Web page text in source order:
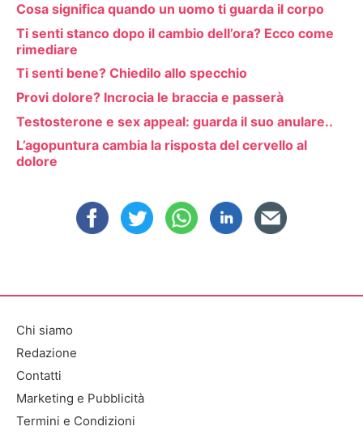
Cosa significa quando un uomo ti guarda il corpo
Ti senti stanco dopo il cambio dell’ora? Ecco come
rimediare
Ti senti bene? Chiedilo allo specchio
Provi dolore? Incrocia le braccia e passerà
Testosterone e sex appeal: guarda il suo anulare..
L’agopuntura cambia la risposta del cervello al
dolore
Chi siamo
Redazione
Contatti
Marketing e Pubblicità
Termini e Condizioni